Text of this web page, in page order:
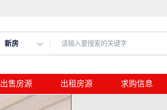
新房
出售房源 出租房源 求购信息